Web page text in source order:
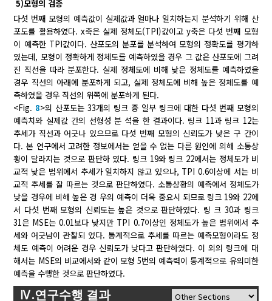
5)모형의 검증
다섯 번째 모형의 예측값이 실제값과 얼마나 일치하는지 분석하기 위해 산
포도를 활용하였다. x축은 실제 정체도(TPI)값이고 y축은 다섯 번째 모형
이 예측한 TPI값이다. 산포도의 분포를 분석하여 모형의 정확도를 평가하
였는데, 모형이 정확하게 정체도를 예측하였을 경우 그 값은 산포도에 그려
진 직선을 따라 분포한다. 실제 정체도에 비해 낮은 정체도를 예측하였을
경우 직선의 아래에 분포하게 되고, 실제 정체도에 비해 높은 정체도를 예
측하였을 경우 직선의 위쪽에 분포하게 된다.
<Fig. 8>의 산포도는 33개의 링크 중 일부 링크에 대한 다섯 번째 모형의
예측치와 실제값 간의 선형성 분 석을 한 결과이다. 링크 11과 링크 12는
추세가 직선과 어긋나 있으므로 다섯 번째 모형의 신뢰도가 낮은 구 간이
다. 본 연구에서 고려한 정보에서는 얻을 수 없는 다른 원인에 의해 소통상
황이 달라지는 것으로 판단하 였다. 링크 19와 링크 22에서는 정체도가 비
교적 낮은 범위에서 추세가 일치하지 않고 있으나, TPI 0.6이상에 서는 비
교적 추세를 잘 따르는 것으로 판단하였다. 소통상황의 예측에서 정체도가
낮을 경우에 비해 높은 경 우의 예측이 더욱 중요시 되므로 링크 19와 22에
서 다섯 번째 모형의 신뢰도는 높은 것으로 판단하였다. 링 크 30과 링크
31은 MSE는 0.01보다 낮지만 TPI 0.7이상인 정체도가 높은 범위에서 추
세와 어긋남이 관찰되 었다. 통계적으로 추세를 따르는 예측모형이라도 정
체도 예측이 어려운 경우 신뢰도가 낮다고 판단하였다. 이 외의 링크에 대
해서는 MSE의 비교에서와 같이 모형 5번의 예측력이 통계적으로 유의미한
예측을 수행한 것으로 판단하였다.
Ⅳ.연구수행 결과